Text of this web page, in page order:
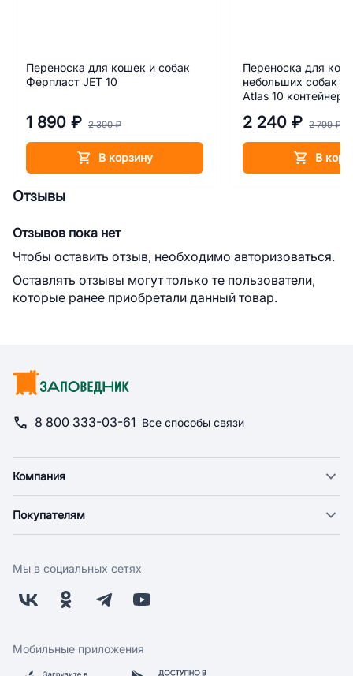
Переноска для кошек и собак
Ферпласт JET 10
1 890 ₽ 2 390 ₽
В корзину
Переноска для
небольших собак
Atlas 10 контейнер
2 240 ₽ 2 799 ₽
В
Отзывы
Отзывов пока нет
Чтобы оставить отзыв, необходимо авторизоваться.
Оставлять отзывы могут только те пользователи,
которые ранее приобретали данный товар.
8 800 333-03-61 Все способы связи
Компания
Новости
Поставщикам
Заводчикам
Обратная связь
Покупателям
Оплата
Бонусная программа
Скидки и акции
Мы в социальных сетях
Мобильные приложения